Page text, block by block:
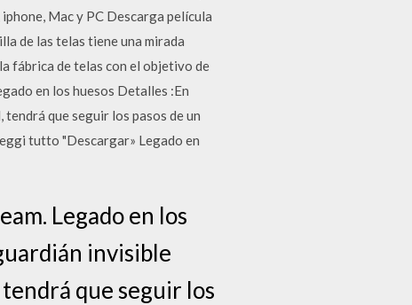
Mac y PC Descarga película
de las telas tiene una mirada
fábrica de telas con el objetivo de
en los huesos Detalles :En
que seguir los pasos de un
tutto "Descargar» Legado en
Legado en los
invisible
que seguir los